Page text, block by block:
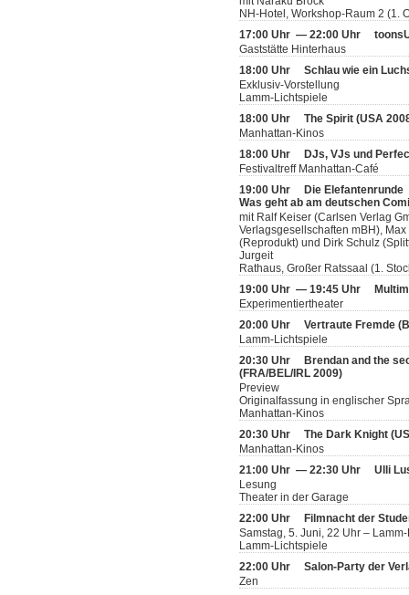
NH-Hotel, Workshop-Raum 2 (1.
17:00 Uhr — 22:00 Uhr
Gaststätte Hinterhaus
18:00 Uhr Schlau wie ein
Exklusiv-Vorstellung
Lamm-Lichtspiele
18:00 Uhr The Spirit (USA
Manhattan-Kinos
18:00 Uhr
DJs, VJs und
Festivaltreff Manhattan-Café
19:00 Uhr
Die Elefantenrunde
Was geht ab am deutschen
mit Ralf Keiser (Carlsen Verlag
Verlagsgesellschaften mBH),
(Reprodukt) und Dirk Schulz
Jurgeit
Rathaus, Großer Ratssaal (1.
19:00 Uhr — 19:45 Uhr
Experimentiertheater
20:00 Uhr Vertraute Fremde
Lamm-Lichtspiele
20:30 Uhr
Brendan and the
(FRA/BEL/IRL 2009)
Preview
Originalfassung in englischer
Manhattan-Kinos
20:30 Uhr The Dark Knight
Manhattan-Kinos
21:00 Uhr — 22:30 Uhr Ulli
Lesung
Theater in der Garage
22:00 Uhr
Filmnacht der
Samstag, 5. Juni, 22 Uhr –
Lamm-Lichtspiele
22:00 Uhr Salon-Party der
Zen